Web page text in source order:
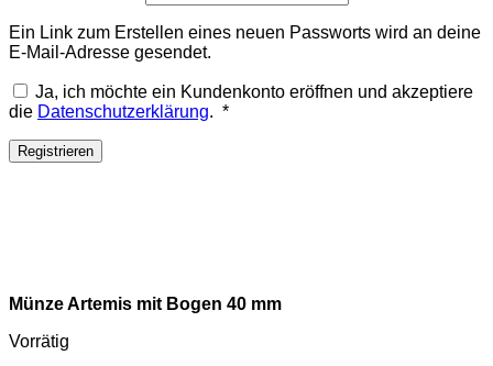
Ein Link zum Erstellen eines neuen Passworts wird an deine
E-Mail-Adresse gesendet.
Ja, ich möchte ein Kundenkonto eröffnen und akzeptiere
die Datenschutzerklärung. *Erforderlich
Registrieren
Münze Artemis mit Bogen 40 mm
Vorrätig